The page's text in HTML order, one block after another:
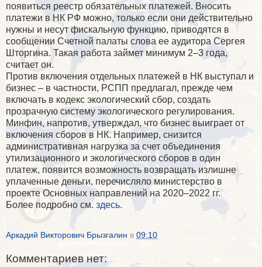
появиться реестр обязательных платежей. Вносить
платежи в НК РФ можно, только если они действительно
нужны и несут фискальную функцию, приводятся в
сообщении Счетной палаты слова ее аудитора Сергея
Шторгина. Такая работа займет минимум 2–3 года,
считает он.
Против включения отдельных платежей в НК выступал и
бизнес – в частности, РСПП предлагал, прежде чем
включать в кодекс экологический сбор, создать
прозрачную систему экологического регулирования.
Минфин, напротив, утверждал, что бизнес выиграет от
включения сборов в НК. Например, снизится
административная нагрузка за счет объединения
утилизационного и экологического сборов в один
платеж, появится возможность возвращать излишне
уплаченные деньги, перечисляло министерство в
проекте Основных направлений на 2020–2022 гг.
Более подробно см. здесь.
Аркадий Викторович Брызгалин в 09:10
Комментариев нет: